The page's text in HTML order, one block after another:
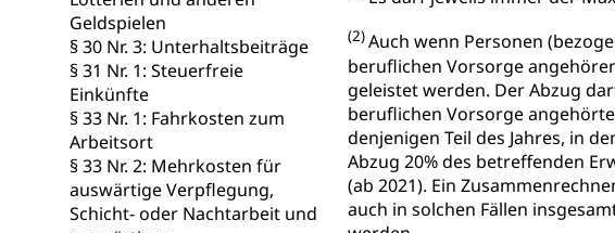
Geldspielen
§ 30 Nr. 3: Unterhaltsbeiträge
§ 31 Nr. 1: Steuerfreie
Einkünfte
§ 33 Nr. 1: Fahrkosten zum
Arbeitsort
§ 33 Nr. 2: Mehrkosten für
auswärtige Verpflegung,
Schicht- oder Nachtarbeit und
(2)Auch wenn Personen
beruflichen Vorsorge
geleistet werden. Der Abzug
beruflichen Vorsorge angehörte,
denjenigen Teil des Jahres, in
Abzug 20% des betreffenden
(ab 2021). Ein
auch in solchen Fällen
Natur (Dienststelle
Chemie und Gifte
Giftabfälle, Giftmüll, Schadstoffe,
Sonderabfälle und Gifte
Eigentum
Liegenschaft, Immobilie,